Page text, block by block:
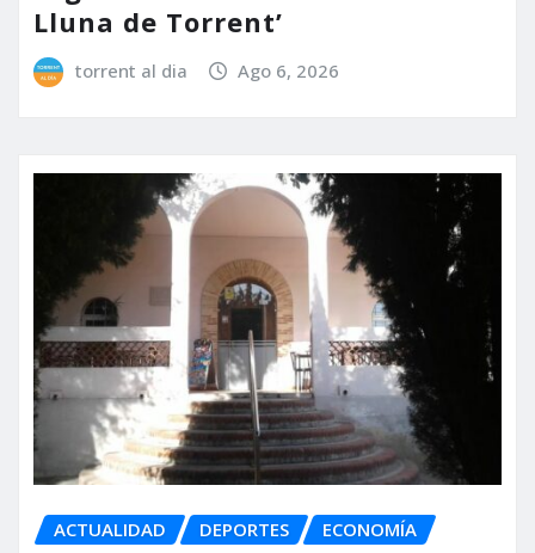
Lluna de Torrent’
torrent al dia Ago 6, 2026
ACTUALIDAD DEPORTES ECONOMÍA